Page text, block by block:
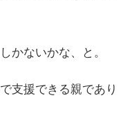
かないかな、と。
支援できる親であり